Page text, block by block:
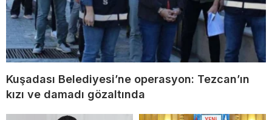
Kuşadası Belediyesi’ne operasyon: Tezcan’ın
kızı ve damadı gözaltında